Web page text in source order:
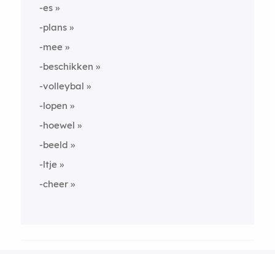
-es
-plans
-mee
-beschikken
-volleybal
-lopen
-hoewel
-beeld
-ltje
-cheer